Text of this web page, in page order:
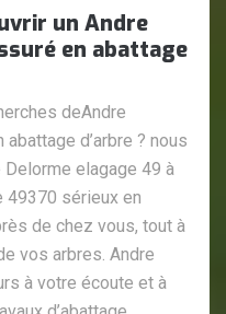
un Andre
en abattage
deAndre
d’arbre ? nous
elagage 49 à
49370 sérieux en
de chez vous, tout à
vos arbres. Andre
à votre écoute et à